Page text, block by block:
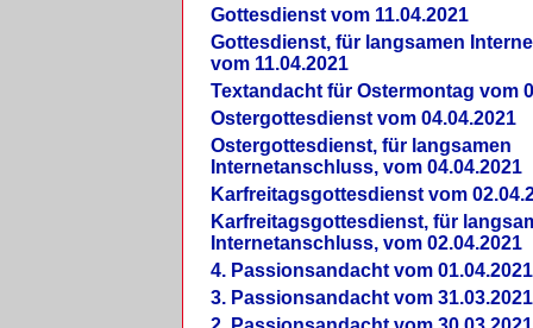
Gottesdienst vom 11.04.2021
Gottesdienst, für langsamen
vom 11.04.2021
Textandacht für Ostermontag vom
Ostergottesdienst vom 04.04.2021
Ostergottesdienst, für langsamen
Internetanschluss, vom 04.04.2021
Karfreitagsgottesdienst vom
Karfreitagsgottesdienst, für
Internetanschluss, vom 02.04.2021
4. Passionsandacht vom 01.04.2021
3. Passionsandacht vom 31.03.2021